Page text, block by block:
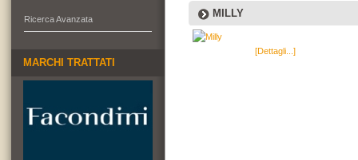
MILLY
[Dettagli...]
Ricerca Avanzata
MARCHI TRATTATI